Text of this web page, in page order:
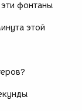
фонтаны
этой